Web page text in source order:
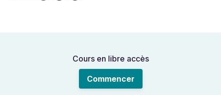
Cours en libre accès
Commencer